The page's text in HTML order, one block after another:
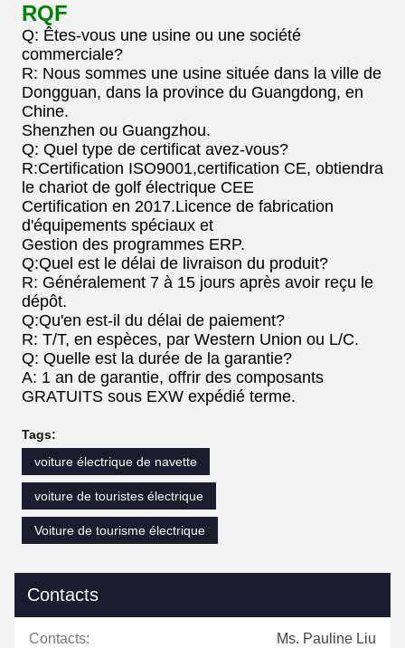
RQF
Q: Êtes-vous une usine ou une société
commerciale?
R: Nous sommes une usine située dans la ville de
Dongguan, dans la province du Guangdong, en
Chine.
Shenzhen ou Guangzhou.
Q: Quel type de certificat avez-vous?
R:Certification ISO9001,certification CE, obtiendra
le chariot de golf électrique CEE
Certification en 2017.Licence de fabrication
d'équipements spéciaux et
Gestion des programmes ERP.
Q:Quel est le délai de livraison du produit?
R: Généralement 7 à 15 jours après avoir reçu le
dépôt.
Q:Qu'en est-il du délai de paiement?
R: T/T, en espèces, par Western Union ou L/C.
Q: Quelle est la durée de la garantie?
A: 1 an de garantie, offrir des composants
GRATUITS sous EXW expédié terme.
Tags:
voiture électrique de navette
voiture de touristes électrique
Voiture de tourisme électrique
Contacts
Contacts: Ms. Pauline Liu